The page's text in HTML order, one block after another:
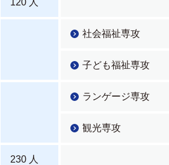
社会福祉専攻
子ども福祉専攻
ランゲージ専攻
観光専攻
230 人